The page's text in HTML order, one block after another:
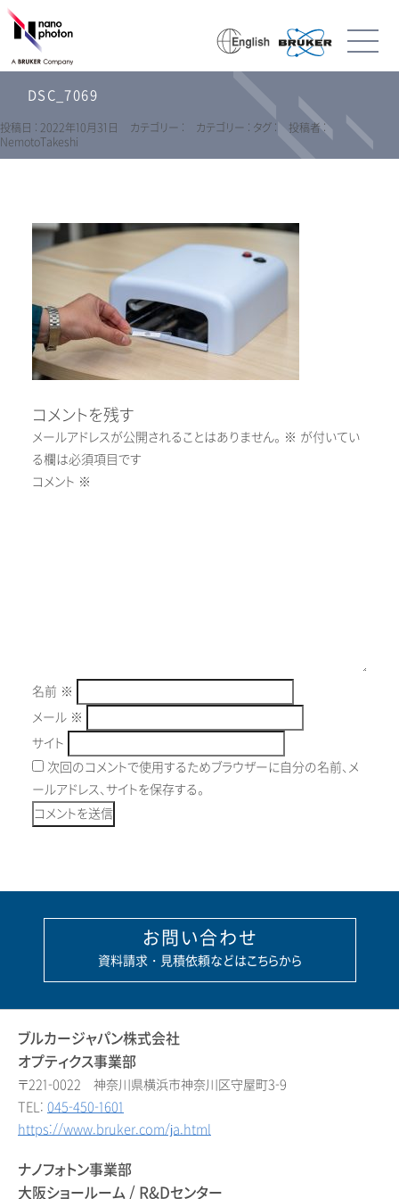
DSC_7069
投稿日 : 2022年10月31日 カテゴリー : カテゴリー : タグ :
投稿者 :
NemotoTakeshi
コメントを残す
メールアドレスが公開されることはありません。 ※ が付いてい
る欄は必須項目です
コメント ※
名前 ※
メール ※
サイト
次回のコメントで使用するためブラウザーに自分の名前、メ
ールアドレス、サイトを保存する。
お問い合わせ
資料請求・見積依頼などはこちらから
ブルカージャパン株式会社
オプティクス事業部
〒221-0022 神奈川県横浜市神奈川区守屋町3-9
TEL: 045-450-1601
https://www.bruker.com/ja.html
ナノフォトン事業部
大阪ショールーム / R&Dセンター